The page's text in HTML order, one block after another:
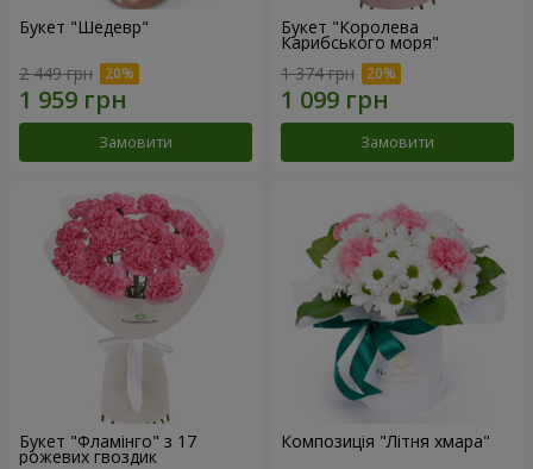
Букет "Шедевр"
2 449 грн
Замовити
Букет "Королева
Карибського моря"
1 374 грн
Замовити
Букет "Фламінго" з 17
рожевих гвоздик
Композиція "Літня хмара"